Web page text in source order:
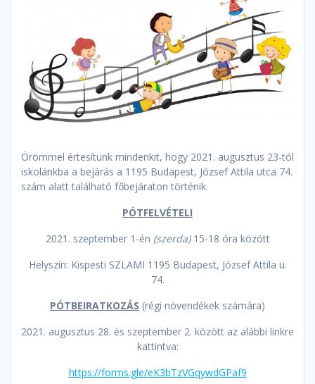
Örömmel értesítünk mindenkit, hogy 2021. augusztus 23-tól
iskolánkba a bejárás a 1195 Budapest, József Attila utca 74.
szám alatt található főbejáraton történik.
PÓTFELVÉTELI
2021. szeptember 1-én (szerda)15-18 óra között
Helyszín: Kispesti SZLAMI 1195 Budapest, József Attila u.
74.
PÓTBEIRATKOZÁS (régi növendékek számára)
2021. augusztus 28. és szeptember 2. között az alábbi linkre
kattintva:
https://forms.gle/eK3bTzVGqywdGPaf9